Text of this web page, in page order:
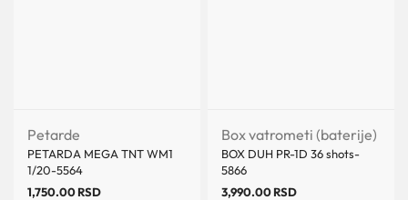
Petarde
PETARDA MEGA TNT WM1
1/20-5564
1,750.00RSD
Box vatrometi (baterije)
BOX DUH PR-1D 36 shots-
5866
3,990.00RSD